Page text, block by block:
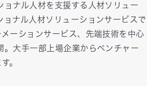
ョナル人材を支援する人材ソリュー
ナル人材ソリューションサービスで
ーションサービス、先端技術を中心
。大手一部上場企業からベンチャー
。